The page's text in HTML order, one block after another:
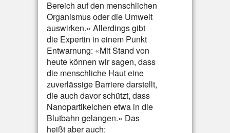
Bereich auf den menschlichen
Organismus oder die Umwelt
auswirken.» Allerdings gibt
die Expertin in einem Punkt
Entwarnung: «Mit Stand von
heute können wir sagen, dass
die menschliche Haut eine
zuverlässige Barriere darstellt,
die auch davor schützt, dass
Nanopartikelchen etwa in die
Blutbahn gelangen.» Das
heißt aber auch: